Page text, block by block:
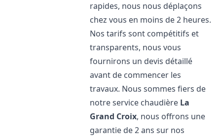
rapides, nous nous déplaçons
chez vous en moins de 2 heures.
Nos tarifs sont compétitifs et
transparents, nous vous
fournirons un devis détaillé
avant de commencer les
travaux. Nous sommes fiers de
notre service chaudière La
Grand Croix, nous offrons une
garantie de 2 ans sur nos